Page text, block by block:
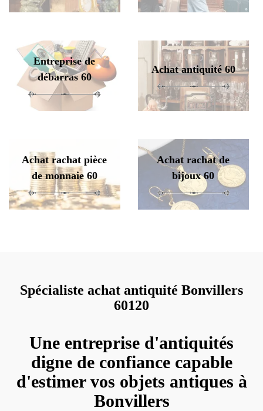
Entreprise de
débarras 60
Achat antiquité 60
Achat rachat pièce
de monnaie 60
Achat rachat de
bijoux 60
Spécialiste achat antiquité Bonvillers
60120
Une entreprise d'antiquités
digne de confiance capable
d'estimer vos objets antiques à
Bonvillers